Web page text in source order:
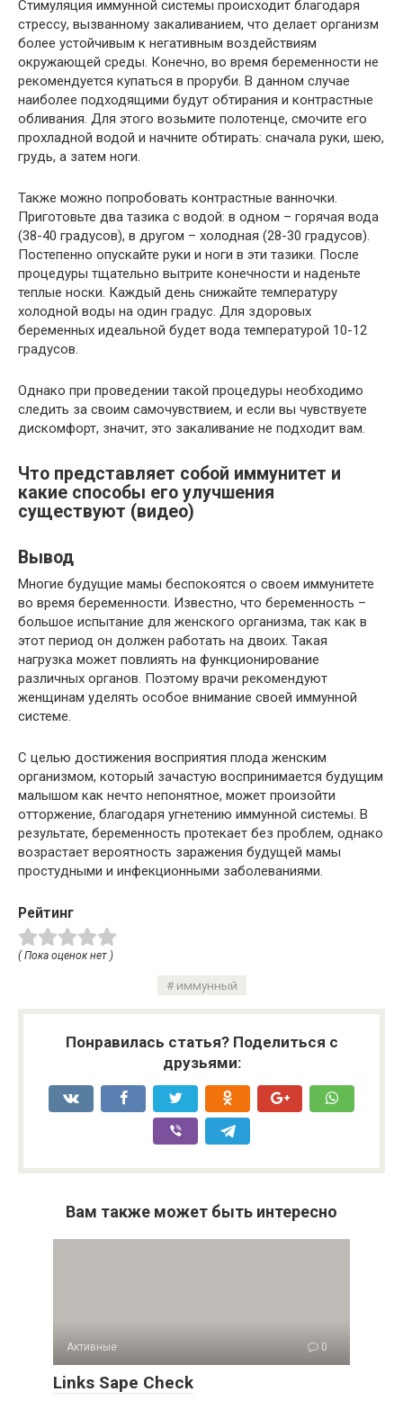
Стимуляция иммунной системы происходит благодаря
стрессу, вызванному закаливанием, что делает организм
более устойчивым к негативным воздействиям
окружающей среды. Конечно, во время беременности не
рекомендуется купаться в проруби. В данном случае
наиболее подходящими будут обтирания и контрастные
обливания. Для этого возьмите полотенце, смочите его
прохладной водой и начните обтирать: сначала руки, шею,
грудь, а затем ноги.
Также можно попробовать контрастные ванночки.
Приготовьте два тазика с водой: в одном – горячая вода
(38-40 градусов), в другом – холодная (28-30 градусов).
Постепенно опускайте руки и ноги в эти тазики. После
процедуры тщательно вытрите конечности и наденьте
теплые носки. Каждый день снижайте температуру
холодной воды на один градус. Для здоровых
беременных идеальной будет вода температурой 10-12
градусов.
Однако при проведении такой процедуры необходимо
следить за своим самочувствием, и если вы чувствуете
дискомфорт, значит, это закаливание не подходит вам.
Что представляет собой иммунитет и
какие способы его улучшения
существуют (видео)
Вывод
Многие будущие мамы беспокоятся о своем иммунитете
во время беременности. Известно, что беременность –
большое испытание для женского организма, так как в
этот период он должен работать на двоих. Такая
нагрузка может повлиять на функционирование
различных органов. Поэтому врачи рекомендуют
женщинам уделять особое внимание своей иммунной
системе.
С целью достижения восприятия плода женским
организмом, который зачастую воспринимается будущим
малышом как нечто непонятное, может произойти
отторжение, благодаря угнетению иммунной системы. В
результате, беременность протекает без проблем, однако
возрастает вероятность заражения будущей мамы
простудными и инфекционными заболеваниями.
Рейтинг
( Пока оценок нет )
иммунный
Понравилась статья? Поделиться с
друзьями:
Вам также может быть интересно
Активные 0
Links Sape Check